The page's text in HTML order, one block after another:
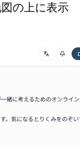
の上に表示